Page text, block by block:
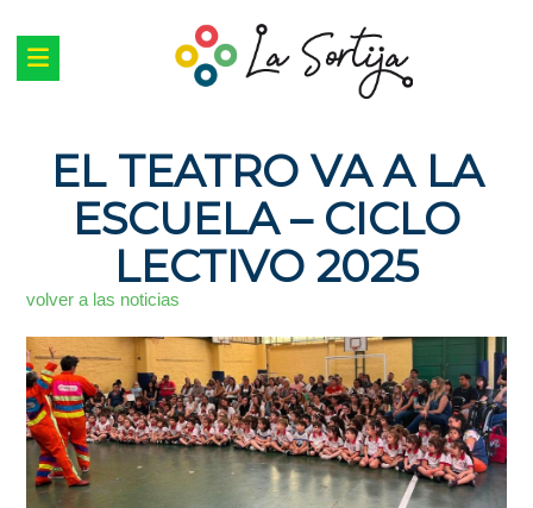
EL TEATRO VA A LA
ESCUELA – CICLO
LECTIVO 2025
volver a las noticias